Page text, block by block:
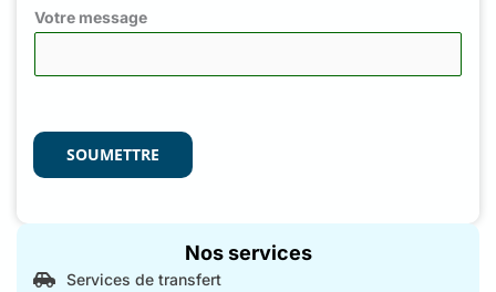
Votre message
SOUMETTRE
Nos services
Services de transfert